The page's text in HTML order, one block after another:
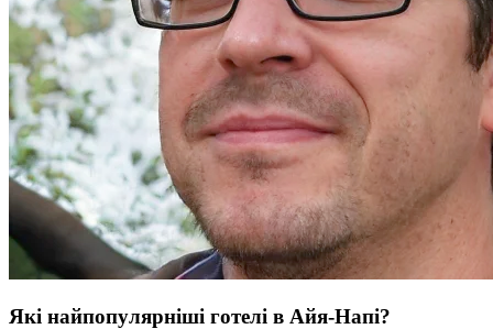
Які найпопулярніші готелі в Айя-Напі?